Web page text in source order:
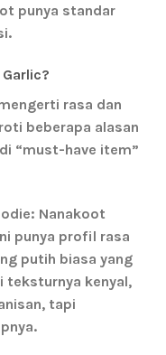
punya standar
rasa dan
beberapa alasan
“must-have item”
Nanakoot
punya profil rasa
putih biasa yang
teksturnya kenyal,
tapi